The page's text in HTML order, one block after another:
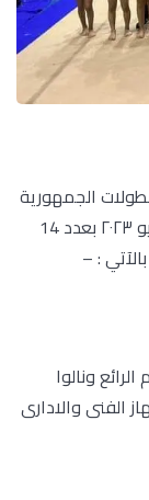
الجمهورية
للجمباز الفنى المقامة فى مدينة نصر يوم ١٠ مايو ٢٠٢٣ بعدد 14
ونالوا
الفنى والادارى